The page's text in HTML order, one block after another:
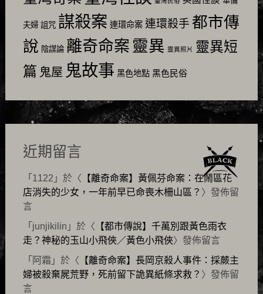
夫婦 詛咒 謀殺案 連環命案 連環殺手 都市傳
說 陰謀論 離奇命案 靈異 靈異照片 靈異短
篇 鬼屋 鬼故事 黑色地點 黑色民俗
近期留言
「 1122 」於〈 【離奇命案】黃佩芬命案：在鬧區花
店消失的少女，一年前早已命喪木柵山區？ 〉發佈留
言
「 junjikilin 」於〈 【都市傳說】千萬別跟黃色雨衣
走？神秘的玉山小飛俠／黃色小飛俠〉發佈留言
「 阿霜 」於〈 【離奇命案】長岡京殺人事件：採蕨主
婦被殺棄屍荒野，死前留下詭異紙條求救？ 〉發佈留
言